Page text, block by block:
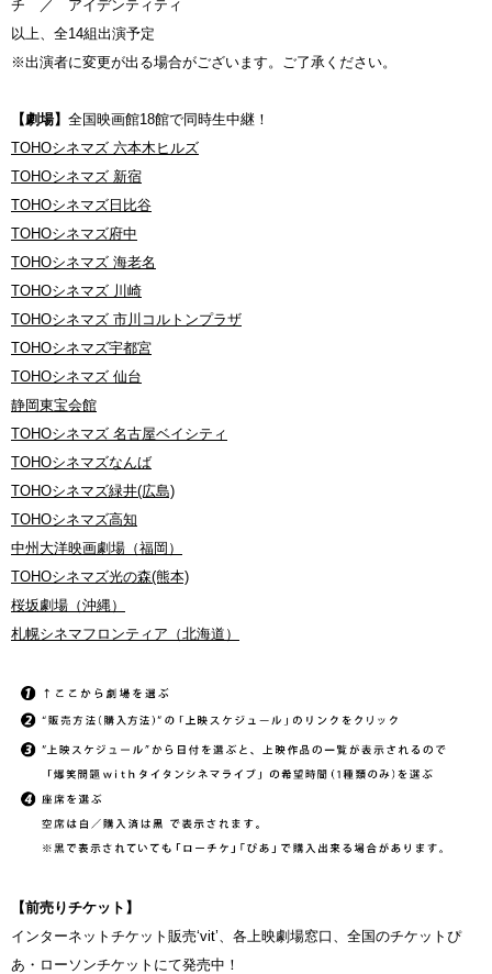
チ ／ アイデンティティ
以上、全14組出演予定
※出演者に変更が出る場合がございます。ご了承ください。
【劇場】 全国映画館18館で同時生中継！
TOHOシネマズ 六本木ヒルズ
TOHOシネマズ 新宿
TOHOシネマズ日比谷
TOHOシネマズ府中
TOHOシネマズ 海老名
TOHOシネマズ 川崎
TOHOシネマズ 市川コルトンプラザ
TOHOシネマズ宇都宮
TOHOシネマズ 仙台
静岡東宝会館
TOHOシネマズ 名古屋ベイシティ
TOHOシネマズなんば
TOHOシネマズ緑井(広島)
TOHOシネマズ高知
中州大洋映画劇場（福岡）
TOHOシネマズ光の森(熊本)
桜坂劇場（沖縄）
札幌シネマフロンティア（北海道）
【前売りチケット】
インターネットチケット販売‘vit’、各上映劇場窓口、全国のチケットぴ
あ・ローソンチケットにて発売中！